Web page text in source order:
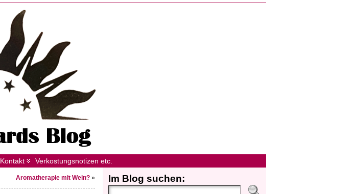
Kontakt Verkostungsnotizen etc.
Aromatherapie mit Wein? » Im Blog suchen: